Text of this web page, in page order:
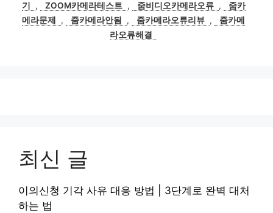
기
, ZOOM카메라테스트 , 줌비디오카메라오류 ,
줌카
메라문제
, 줌카메라안됨 , 줌카메라오류리뷰 ,
줌카메
라오류해결
최신 글
이의신청 기각 사유 대응 방법 | 3단계로 완벽 대처
하는 법